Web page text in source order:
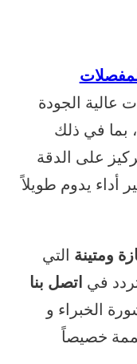
الجودة
بما في ذلك
على الدقة
أداء يدوم طويلاً
ومتينة التي
في اتصل بنا
خصيصاً